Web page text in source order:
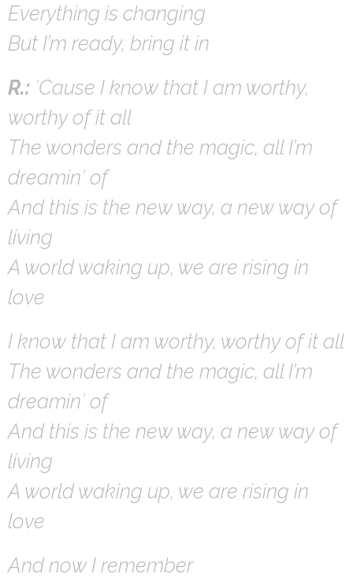
Everything is changing
But I’m ready, bring it in
R.: ′Cause I know that I am worthy,
worthy of it all
The wonders and the magic, all I’m
dreamin′ of
And this is the new way, a new way of
living
A world waking up, we are rising in
love
I know that I am worthy, worthy of it all
The wonders and the magic, all I’m
dreamin′ of
And this is the new way, a new way of
living
A world waking up, we are rising in
love
And now I remember